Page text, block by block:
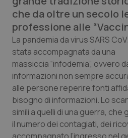
Abruzzo
Basilicata
Calabria
Campania
Emilia-Romagna
QS Pro Gold
Artrite & artrosi
Asma & BPCO
Car-T
Colesterolo &
QS Club Newsletter
che da oltre un secolo
professione alle
La pandemia da virusSARS
stata accompagnata da una
massiccia “infodemia”, ovvero
informazioni non sempre
alle persone reperire fonti
bisogno di informazioni. Lo
simili a quelli di una guerra,
il numero dei contagiati, dei